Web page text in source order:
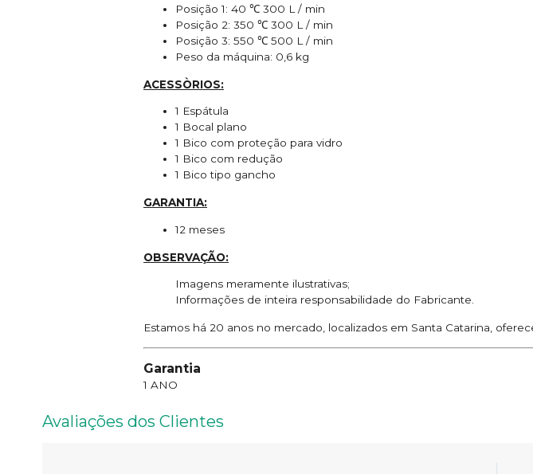
Posição 1: 40 ℃ 300 L / min
Posição 2: 350 ℃ 300 L / min
Posição 3: 550 ℃ 500 L / min
Peso da máquina: 0,6 kg
ACESSÒRIOS:
1 Espátula
1 Bocal plano
1 Bico com proteção para vidro
1 Bico com redução
1 Bico tipo gancho
GARANTIA:
12 meses
OBSERVAÇÃO:
Imagens meramente ilustrativas;
Informações de inteira responsabilidade do Fabricante.
Estamos há 20 anos no mercado, localizados em Santa Catarina,
Garantia
1 ANO
Avaliações dos Clientes